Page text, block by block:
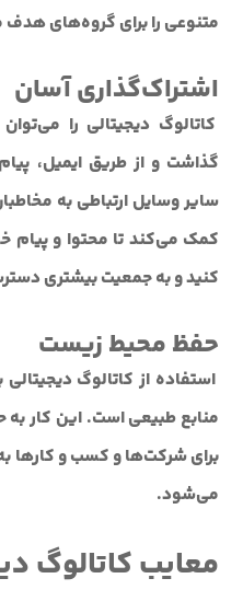
متنوعی را برای گروه‌های هدف
اشتراک‌گذاری آسان
کاتالوگ دیجیتالی را
گذاشت و از طریق ایمیل،
سایر وسایل ارتباطی به
کمک می‌کند تا محتوا و پیام
کنید و به جمعیت بیشتری
حفظ محیط زیست
استفاده از کاتالوگ
منابع طبیعی است. این کار
برای شرکت‌ها و کسب و کارها
می‌شود.
معایب کاتالوگ